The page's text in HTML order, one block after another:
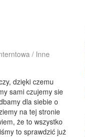
/ Inne
dzięki czemu
sami czujemy sie
dla siebie o
na tej stronie
że to wszystko
to sprawdzić już